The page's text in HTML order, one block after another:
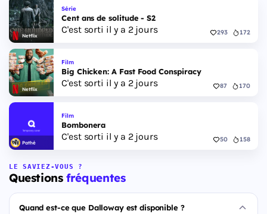
Netflix
Série
Cent ans de solitude - S2
C'est sorti il y a 2 jours 293 172
Netflix
Film
Big Chicken: A Fast Food Conspiracy
C'est sorti il y a 2 jours 87 170
Pathé
Film
Bombonera
C'est sorti il y a 2 jours 50 158
LE SAVIEZ-VOUS ?
Questionsfréquentes
Quand est-ce que Dalloway est disponible ?